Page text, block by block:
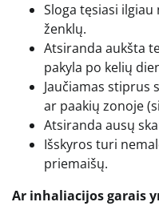
Sloga tęsiasi
ženklų.
Atsiranda aukšta
pakyla po kelių
Jaučiamas stiprus
ar paakių zonoje
Atsiranda ausų
Išskyros turi
priemaišų.
Ar inhaliacijos garais